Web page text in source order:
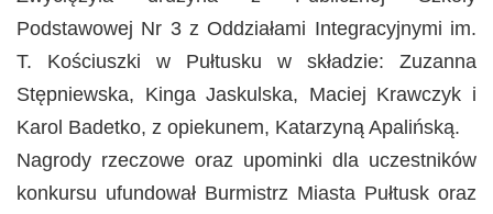
Podstawowej Nr 3 z Oddziałami Integracyjnymi im.
T. Kościuszki w Pułtusku w składzie: Zuzanna
Stępniewska, Kinga Jaskulska, Maciej Krawczyk i
Karol Badetko, z opiekunem, Katarzyną Apalińską.
Nagrody rzeczowe oraz upominki dla uczestników
konkursu ufundował Burmistrz Miasta Pułtusk oraz